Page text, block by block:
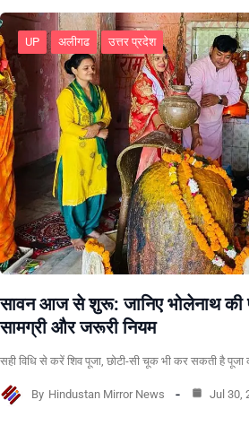
UP अलीगढ उत्तर प्रदेश
सावन आज से शुरू: जानिए भोलेनाथ की
सामग्री और जरूरी नियम
सही विधि से करें शिव पूजा, छोटी-सी चूक भी कर सकती है
By Hindustan Mirror News Jul 30,